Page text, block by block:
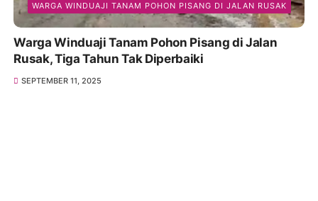
WARGA WINDUAJI TANAM POHON PISANG DI JALAN RUSAK
Warga Winduaji Tanam Pohon Pisang di Jalan
Rusak, Tiga Tahun Tak Diperbaiki
SEPTEMBER 11, 2025